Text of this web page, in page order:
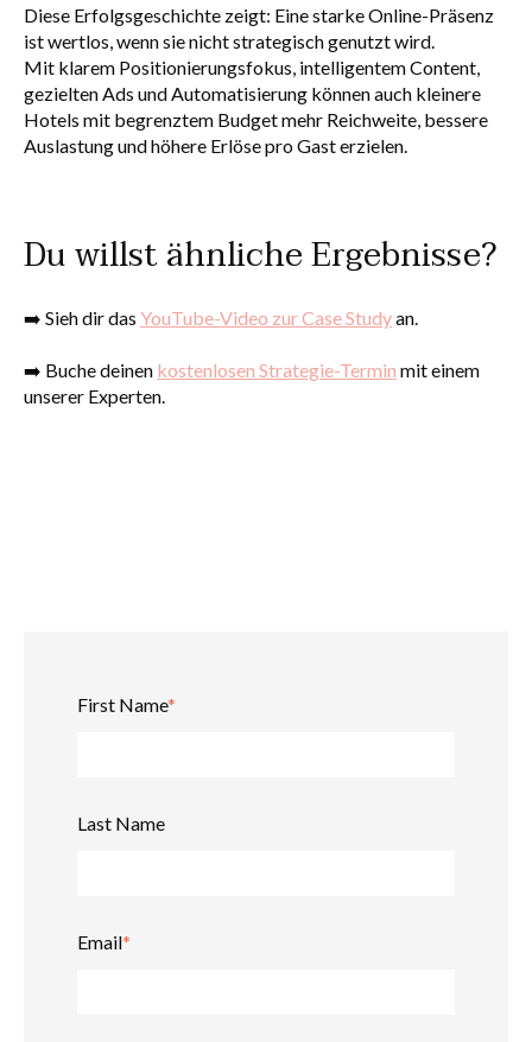
Diese Erfolgsgeschichte zeigt: Eine starke Online-Präsenz
ist wertlos, wenn sie nicht strategisch genutzt wird.
Mit klarem Positionierungsfokus, intelligentem Content,
gezielten Ads und Automatisierung können auch kleinere
Hotels mit begrenztem Budget mehr Reichweite, bessere
Auslastung und höhere Erlöse pro Gast erzielen.
Du willst ähnliche Ergebnisse?
➡️ Sieh dir das YouTube-Video zur Case Studyan.
➡️ Buche deinen kostenlosen Strategie-Termin mit einem
unserer Experten.
First Name*
Last Name
Email*